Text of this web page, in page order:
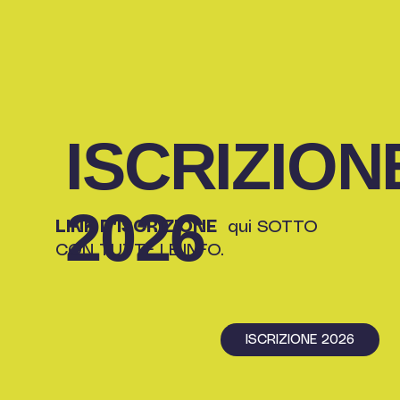
2026
LINK D'ISCRIZIONE qui SOTTO
CON TUTTE LE INFO.
ISCRIZIONE 2026